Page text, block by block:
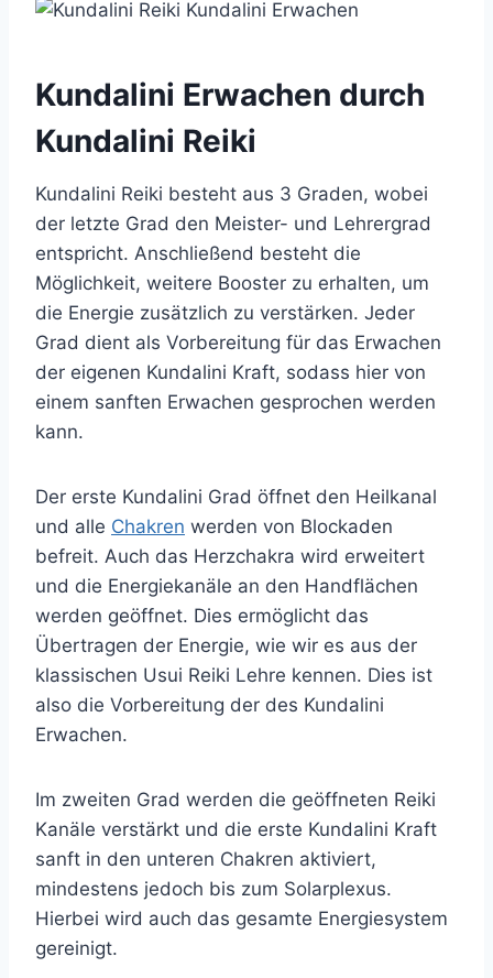
Kundalini Erwachen durch
Kundalini Reiki
Kundalini Reiki besteht aus 3 Graden, wobei
der letzte Grad den Meister- und Lehrergrad
entspricht. Anschließend besteht die
Möglichkeit, weitere Booster zu erhalten, um
die Energie zusätzlich zu verstärken. Jeder
Grad dient als Vorbereitung für das Erwachen
der eigenen Kundalini Kraft, sodass hier von
einem sanften Erwachen gesprochen werden
kann.
Der erste Kundalini Grad öffnet den Heilkanal
und alle Chakren werden von Blockaden
befreit. Auch das Herzchakra wird erweitert
und die Energiekanäle an den Handflächen
werden geöffnet. Dies ermöglicht das
Übertragen der Energie, wie wir es aus der
klassischen Usui Reiki Lehre kennen. Dies ist
also die Vorbereitung der des Kundalini
Erwachen.
Im zweiten Grad werden die geöffneten Reiki
Kanäle verstärkt und die erste Kundalini Kraft
sanft in den unteren Chakren aktiviert,
mindestens jedoch bis zum Solarplexus.
Hierbei wird auch das gesamte Energiesystem
gereinigt.